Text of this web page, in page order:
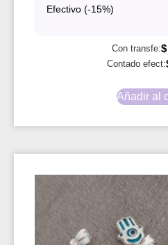
Efectivo (-15%)
Con transfe:$
Contado efect:
Añadir al